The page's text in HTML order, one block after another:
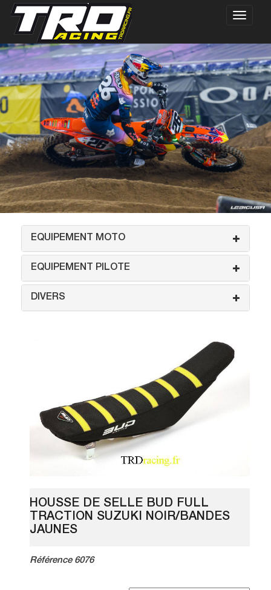
EQUIPEMENT MOTO
EQUIPEMENT PILOTE
DIVERS
HOUSSE DE SELLE BUD FULL
TRACTION SUZUKI NOIR/BANDES
JAUNES
Référence 6076